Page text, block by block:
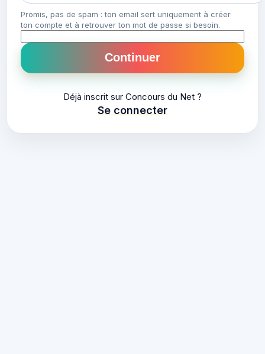
Promis, pas de spam : ton email sert uniquement à créer
ton compte et à retrouver ton mot de passe si besoin.
Continuer
Déjà inscrit sur Concours du Net ?
Se connecter